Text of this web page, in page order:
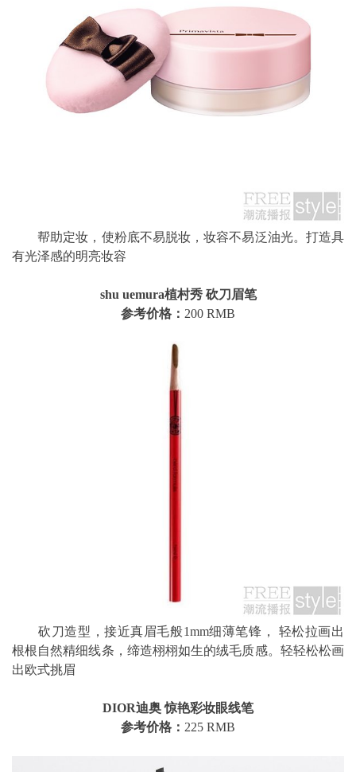
帮助定妆，使粉底不易脱妆，妆容不易泛油光。打造具
有光泽感的明亮妆容
shu uemura植村秀 砍刀眉笔
参考价格： 200 RMB
砍刀造型，接近真眉毛般1mm细薄笔锋， 轻松拉画出
根根自然精细线条，缔造栩栩如生的绒毛质感。轻轻松松画
出欧式挑眉
DIOR迪奥 惊艳彩妆眼线笔
参考价格： 225 RMB